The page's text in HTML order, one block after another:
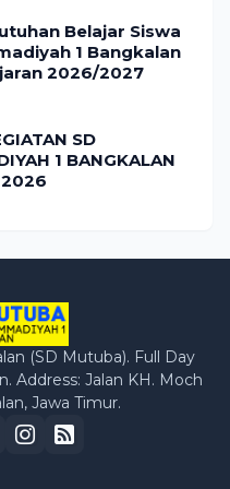
Belajar Siswa
1 Bangkalan
2026/2027
SD
1 BANGKALAN
2026
(SD Mutuba). Full Day
Address: Jalan KH. Moch
Jawa Timur.